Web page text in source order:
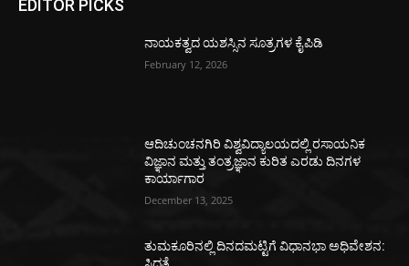
EDITOR PICKS
ನಾಯಕತ್ವದ ಯಶಸ್ಸಿನ ಸೂತ್ರಗಳ ಕೈಪಿಡಿ
February 12, 2026
ಆದಿಚುಂಚನಗಿರಿ ವಿಶ್ವವಿದ್ಯಾಲಯದಲ್ಲಿ ರಸಾಯನಿಕ
ವಿಜ್ಞಾನ ಮತ್ತು ತಂತ್ರಜ್ಞಾನ ಕುರಿತ ಎರಡು ದಿನಗಳ
ಕಾರ್ಯಾಗಾರ
December 13, 2025
ತುಮಕೂರಿನಲ್ಲಿ ದಿನದಮಟ್ಟಿಗೆ ವಿಧಾನಭಾ ಅಧಿವೇಶನ: